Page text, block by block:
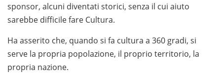
sponsor, alcuni diventati storici, senza il cui aiuto
sarebbe difficile fare Cultura.
Ha asserito che, quando si fa cultura a 360 gradi, si
serve la propria popolazione, il proprio territorio, la
propria nazione.